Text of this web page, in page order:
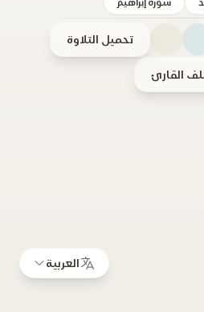
سورة إبراهيم
تحميل التلاوة
القارئ
العربية